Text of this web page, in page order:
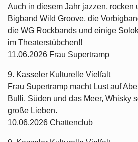
Auch in diesem Jahr jazzen, rocken
Bigband Wild Groove, die
die WG Rockbands und einige
im Theaterstübchen!!
11.06.2026 Frau Supertramp
9. Kasseler Kulturelle Vielfalt
Frau Supertramp macht Lust auf
Bulli, Süden und das Meer, Whisky
große Lieben.
10.06.2026 Chattenclub